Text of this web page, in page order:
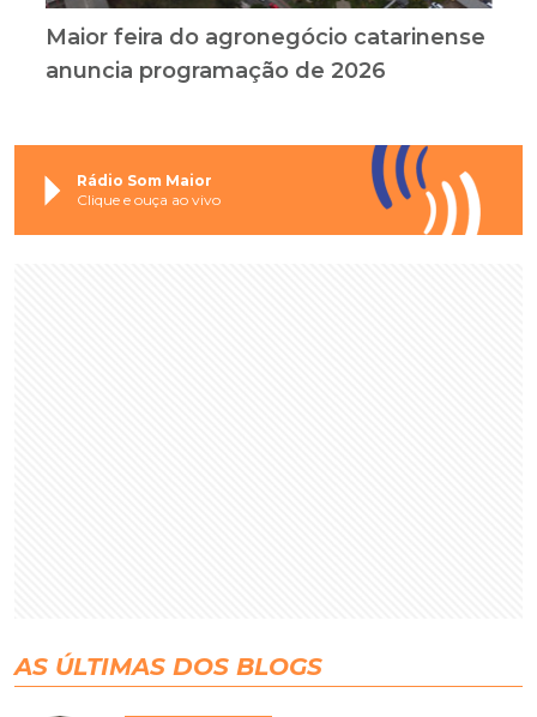
Maior feira do agronegócio catarinense
anuncia programação de 2026
Rádio Som Maior
Clique e ouça ao vivo
AS ÚLTIMAS DOS BLOGS